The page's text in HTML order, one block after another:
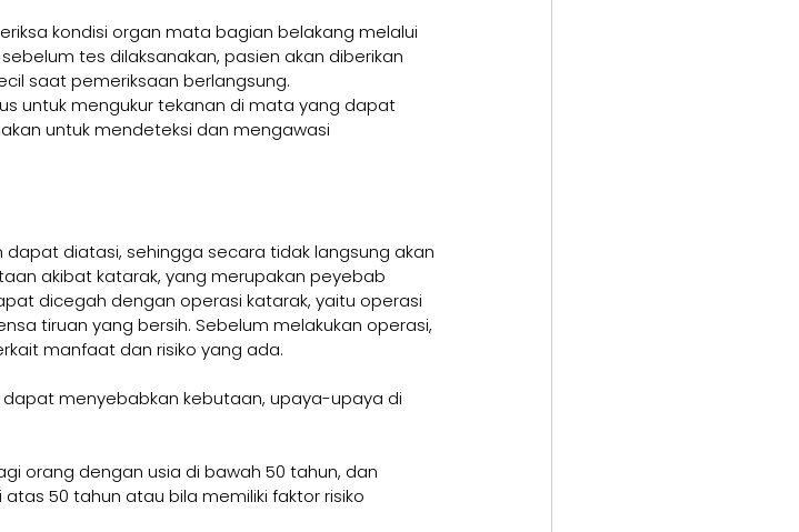
kondisi organ mata bagian belakang melalui
tes dilaksanakan, pasien akan diberikan
saat pemeriksaan berlangsung.
untuk mengukur tekanan di mata yang dapat
untuk mendeteksi dan mengawasi
diatasi, sehingga secara tidak langsung akan
akibat katarak, yang merupakan peyebab
dicegah dengan operasi katarak, yaitu operasi
tiruan yang bersih. Sebelum melakukan operasi,
manfaat dan risiko yang ada.
menyebabkan kebutaan, upaya-upaya di
orang dengan usia di bawah 50 tahun, dan
50 tahun atau bila memiliki faktor risiko